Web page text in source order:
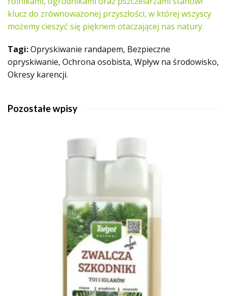
klucz do zrównoważonej przyszłości, w której wszyscy
możemy cieszyć się pięknem otaczającej nas natury.
Tagi:Opryskiwanie randapem, Bezpieczne
opryskiwanie, Ochrona osobista, Wpływ na środowisko,
Okresy karencji.
Pozostałe wpisy